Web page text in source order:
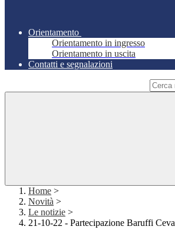
Orientamento
Orientamento in ingresso
Orientamento in uscita
Contatti e segnalazioni
Home >
Novità >
Le notizie >
21-10-22 - Partecipazione Baruffi Ceva